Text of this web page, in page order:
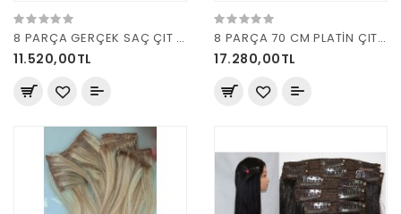
8 PARÇA GERÇEK SAÇ ÇIT ÇIT PİLATİN 160 GRAM
11.520,00TL
8 PARÇA 70 CM PLATİN ÇIT ÇIT
17.280,00TL